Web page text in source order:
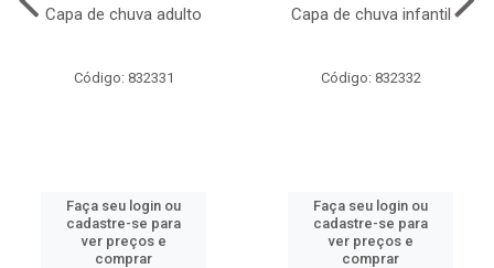
Capa de chuva adulto
Código: 832331
Faça seu login ou
cadastre-se para
ver preços e
comprar
Capa de chuva infantil
Código: 832332
Faça seu login ou
cadastre-se para
ver preços e
comprar